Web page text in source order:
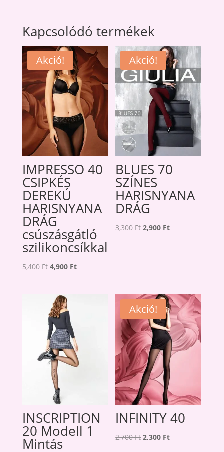
Kapcsolódó termékek
Akció!
IMPRESSO 40
CSIPKÉS
DEREKÚ
HARISNYANA
DRÁG
csúszásgátló
szilikoncsíkkal
5,400Ft Original
5,400 Ft.
4,900 FtCurrent
Akció!
BLUES 70
SZÍNES
HARISNYANA
DRÁG
3,300Ft Original
2,900 FtCurrent
INSCRIPTION
20 Modell 1
Mintás
Akció!
INFINITY 40
2,700Ft Original
2,300 FtCurrent